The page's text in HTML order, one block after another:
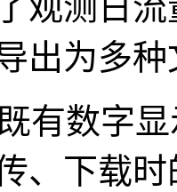
出为多
数字显
、下载